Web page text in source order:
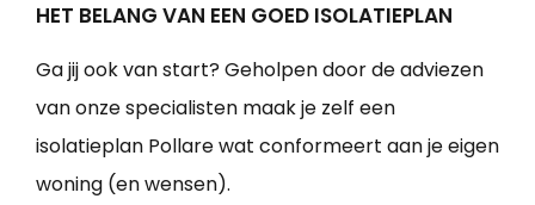
HET BELANG VAN EEN GOED ISOLATIEPLAN
Ga jij ook van start? Geholpen door de adviezen
van onze specialisten maak je zelf een
isolatieplan Pollare wat conformeert aan je eigen
woning (en wensen).